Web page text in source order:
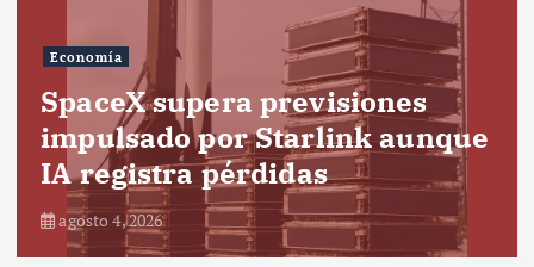
Economía
SpaceX supera previsiones
impulsado por Starlink aunque
IA registra pérdidas
agosto 4, 2026